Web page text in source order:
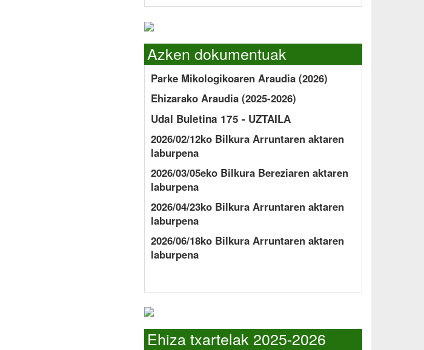
Azken dokumentuak
Parke Mikologikoaren Araudia (2026)
Ehizarako Araudia (2025-2026)
Udal Buletina 175 - UZTAILA
2026/02/12ko Bilkura Arruntaren aktaren
laburpena
2026/03/05eko Bilkura Bereziaren aktaren
laburpena
2026/04/23ko Bilkura Arruntaren aktaren
laburpena
2026/06/18ko Bilkura Arruntaren aktaren
laburpena
Ehiza txartelak 2025-2026